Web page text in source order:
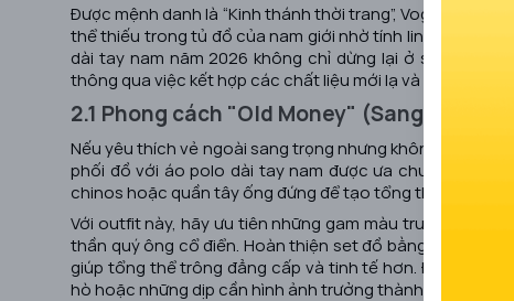
Được mệnh danh là “Kinh thánh thời trang”,Vogue
thể thiếu trong tủ đồ của nam giới nhờ tính linh hoạt
dài tay nam năm 2026 không chỉ dừng lại ở sự lịch
thông qua việc kết hợp các chất liệu mới lạ và bảng màu
2.1 Phong cách "Old Money" (Sang trọng cổ
Nếu yêu thích vẻ ngoài sang trọng nhưng không quá
phối đồ với áo polo dài tay nam được ưa chuộng nhất
chinos hoặc quần tây ống đứng để tạo tổng thể chỉn
Với outfit này, hãy ưu tiên những gam màu trung tính
thần quý ông cổ điển. Hoàn thiện set đồ bằng một đôi
giúp tổng thể trông đẳng cấp và tinh tế hơn. Đây là
hò hoặc những dịp cần hình ảnh trưởng thành, lịch lãm.